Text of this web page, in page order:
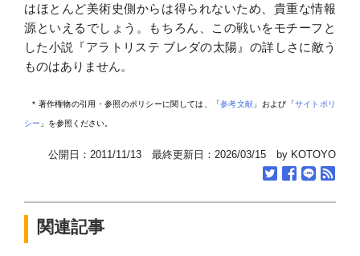
はほとんど美術史側からは得られないため、貴重な情報
源といえるでしょう。もちろん、この戦いをモチーフと
した小説『アラトリステ ブレダの太陽』の詳しさに敵う
ものはありません。
* 著作権物の引用・参照のポリシーに関しては、「参考文献 」および「サイトポリ
シー 」を参照ください。
公開日：2011/11/13 最終更新日：2026/03/15 by KOTOYO
関連記事